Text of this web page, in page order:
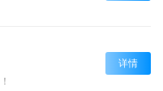
详情